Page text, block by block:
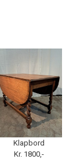
Klapbord
Kr. 1800,-